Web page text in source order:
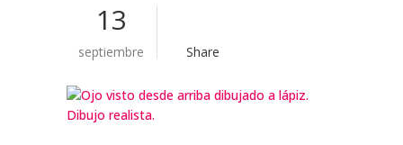
13
septiembre Share